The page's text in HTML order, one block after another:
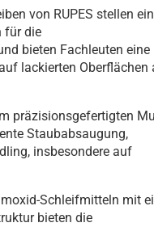
von RUPES stellen
für die
bieten Fachleuten eine
lackierten Oberflächen
präzisionsgefertigten
Staubabsaugung,
insbesondere auf
Schleifmitteln mit
bieten die